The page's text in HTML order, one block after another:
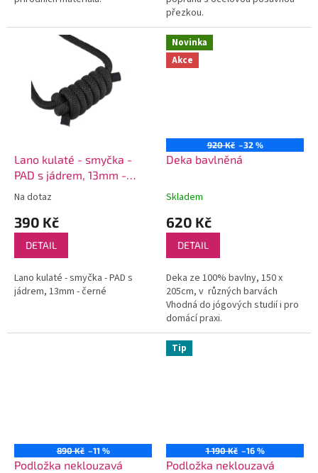
přezkou.
Lano kulaté - smyčka -
PAD s jádrem, 13mm -
černé
Na dotaz
390 Kč
DETAIL
Lano kulaté - smyčka - PAD s
jádrem, 13mm - černé
Novinka
Akce
920 Kč –32 %
Deka bavlněná
Skladem
620 Kč
DETAIL
Deka ze 100% bavlny, 150 x
205cm, v různých barvách
Vhodná do jógových studií i pro
domácí praxi.
890 Kč –11 %
Podložka neklouzavá
Tip
1 190 Kč –16 %
Podložka neklouzavá